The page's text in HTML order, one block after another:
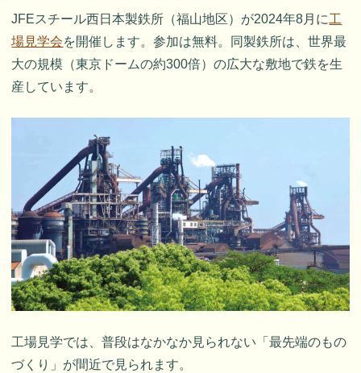
JFEスチール西日本製鉄所（福山地区）が2024年8月に工
場見学会を開催します。参加は無料。同製鉄所は、世界最
大の規模（東京ドームの約300倍）の広大な敷地で鉄を生
産しています。
工場見学では、普段はなかなか見られない「最先端のもの
づくり」が間近で見られます。